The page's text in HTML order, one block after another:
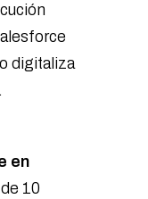
digitaliza
en
10